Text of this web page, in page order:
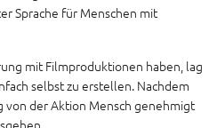
Sprache für Menschen mit
mit Filmproduktionen haben, lag
selbst zu erstellen. Nachdem
von der Aktion Mensch genehmigt